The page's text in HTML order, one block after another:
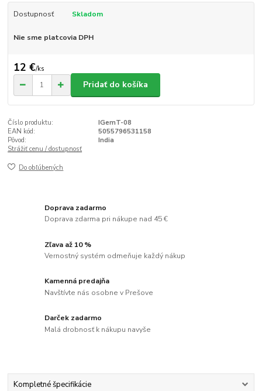
Dostupnosť Skladom
Nie sme platcovia DPH
12 €/ks
Pridať do košíka
Číslo produktu:
IGemT-08
EAN kód:
5055796531158
Pôvod:
India
Strážiť cenu / dostupnosť
Do obľúbených
Doprava zadarmo
Doprava zdarma pri nákupe nad 45 €
Zľava až 10 %
Vernostný systém odmeňuje každý nákup
Kamenná predajňa
Navštívte nás osobne v Prešove
Darček zadarmo
Malá drobnosť k nákupu navyše
Kompletné špecifikácie